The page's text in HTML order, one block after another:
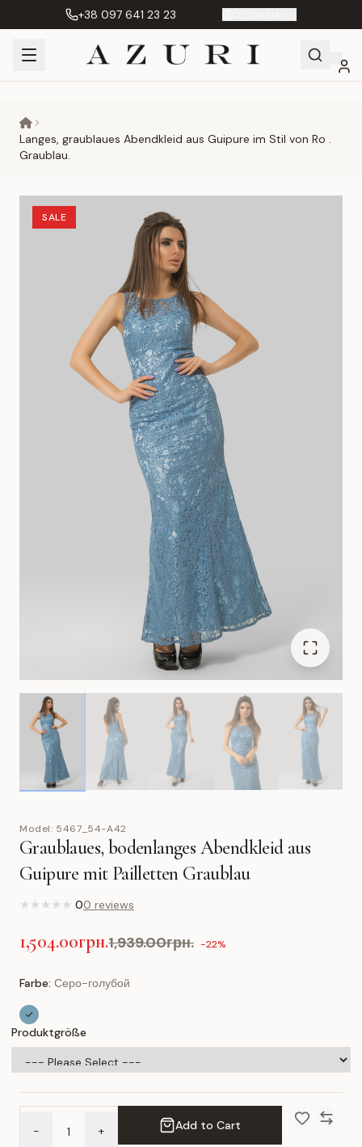
+38 097 641 23 23
Langes, graublaues Abendkleid aus Guipure im Stil von Ro .
Graublau.
SALE
Model: 5467_54-A42
Graublaues, bodenlanges Abendkleid aus
Guipure mit Pailletten Graublau
★ ★ ★ ★ ★ 00 reviews
1,504.00грн.1,939.00грн. -22%
Farbe: Серо-голубой
Produktgröße
- + Add to Cart